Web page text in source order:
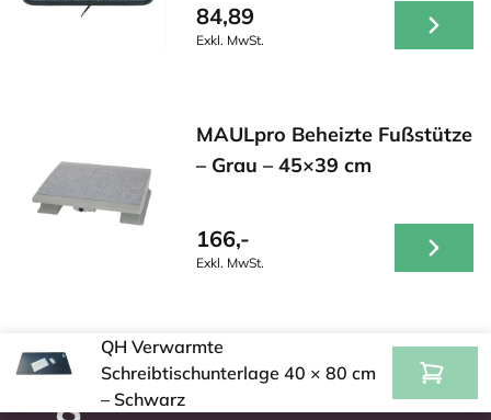
84,89
Exkl. MwSt.
MAULpro Beheizte Fußstütze
– Grau – 45×39 cm
166,-
Exkl. MwSt.
QH Verwarmte
Schreibtischunterlage 40 × 80 cm
– Schwarz